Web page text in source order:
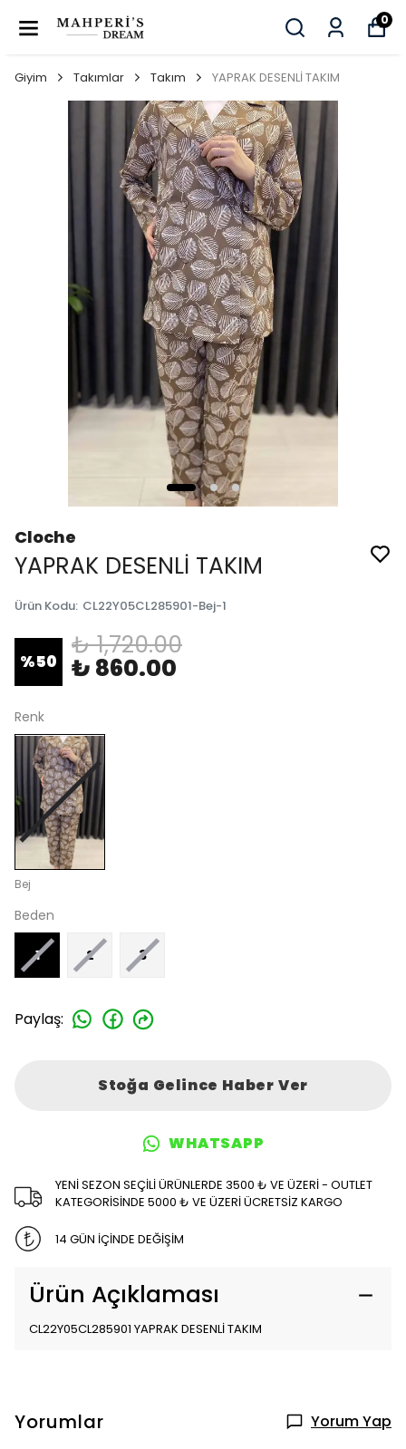
0
Giyim Takımlar Takım YAPRAK DESENLİ TAKIM
Cloche
YAPRAK DESENLİ TAKIM
Ürün Kodu: CL22Y05CL285901-Bej-1
%50
₺ 1,720.00
₺ 860.00
Renk
Bej
Beden
1 2 3
Paylaş:
Stoğa Gelince Haber Ver
WHATSAPP
YENİ SEZON SEÇİLİ ÜRÜNLERDE 3500 ₺ VE ÜZERİ - OUTLET
KATEGORİSİNDE 5000 ₺ VE ÜZERİ ÜCRETSİZ KARGO
14 GÜN İÇİNDE DEĞİŞİM
Ürün Açıklaması
CL22Y05CL285901 YAPRAK DESENLİ TAKIM
Yorumlar Yorum Yap